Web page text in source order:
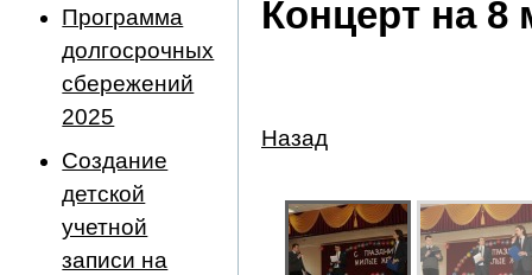
Концерт на 8
Назад
Программа
долгосрочных
сбережений
2025
Создание
детской
учетной
записи на